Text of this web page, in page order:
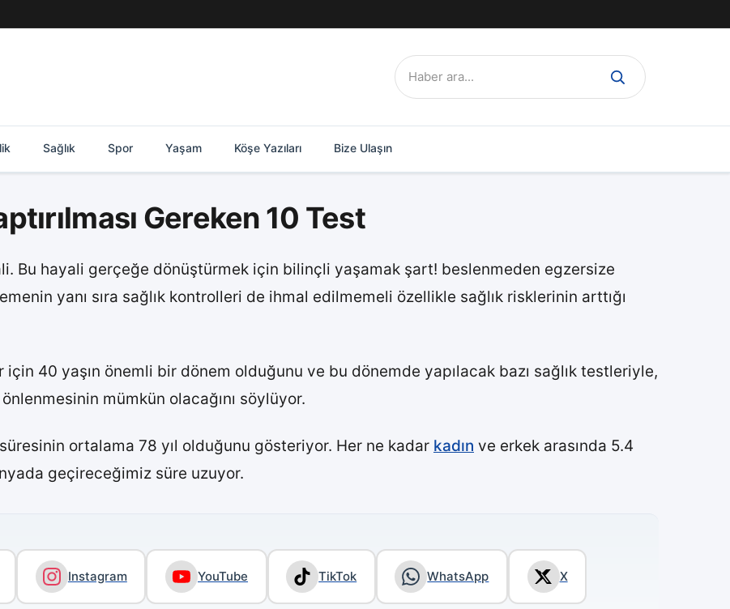
Ara:
Sağlık Spor Yaşam Köşe Yazıları Bize Ulaşın
Gereken 10 Test
Bu hayali gerçeğe dönüştürmek için bilinçli yaşamak şart! beslenmeden egzersize
yanı sıra sağlık kontrolleri de ihmal edilmemeli özellikle sağlık risklerinin arttığı
40 yaşın önemli bir dönem olduğunu ve bu dönemde yapılacak bazı sağlık testleriyle,
mümkün olacağını söylüyor.
ortalama 78 yıl olduğunu gösteriyor. Her ne kadar kadın ve erkek arasında 5.4
geçireceğimiz süre uzuyor.
Instagram YouTube TikTok WhatsApp X